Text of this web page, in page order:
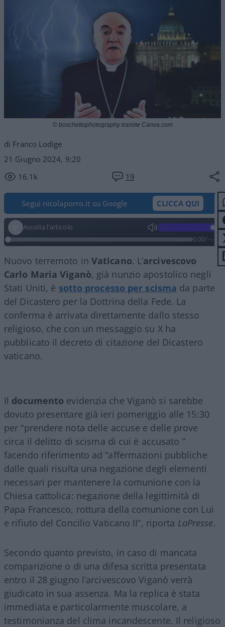
di Franco Lodige
21 Giugno 2024, 9:20
16.1k
19
© boschettophotography tramite Canva.com
Segui nicolaporro.it su Google CLICCA QUI
Ascolta l'articolo
0:00/--:--
Nuovo terremoto in Vaticano. L’arcivescovo
Carlo Maria Viganò, già nunzio apostolico negli
Stati Uniti, è sotto processo per scisma da parte
del Dicastero per la Dottrina della Fede. La
conferma è arrivata direttamente dallo stesso
religioso, che con un messaggio su X ha
pubblicato il decreto di citazione del Dicastero
vaticano.
Il documento evidenzia che Viganò si sarebbe
dovuto presentare già ieri pomeriggio alle 15:30
per “prendere nota delle accuse e delle prove
circa il delitto di scisma di cui è accusato ”
facendo riferimento ad “affermazioni pubbliche
dalle quali risulta una negazione degli elementi
necessari per mantenere la comunione con la
Chiesa cattolica: negazione della legittimità di
Papa Francesco, rottura della comunione con Lui
e rifiuto del Concilio Vaticano II”, riporta LaPresse.
Secondo quanto previsto, in caso di mancata
comparizione o di una difesa scritta presentata
entro il 28 giugno l’arcivescovo Viganò verrà
giudicato in sua assenza. Ma la replica è stata
immediata e particolarmente muscolare, a
testimonianza del clima incandescente. Il religioso